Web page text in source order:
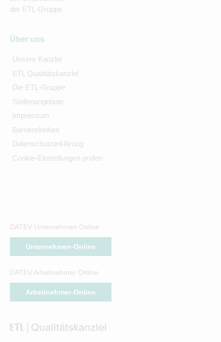
der ETL-Gruppe
Über uns
Unsere Kanzlei
ETL Qualitätskanzlei
Die ETL-Gruppe
Stellenangebote
Impressum
Barrierefreiheit
Datenschutzerklärung
Cookie-Einstellungen prüfen
DATEV Unternehmen Online
Unternehmen-Online
DATEV Arbeitnehmer Online
Arbeitnehmer-Online